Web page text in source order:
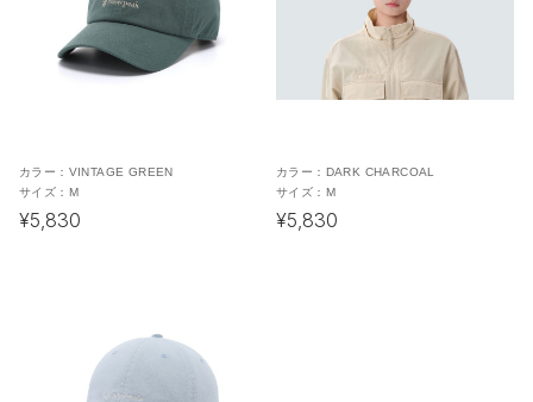
カラー： VINTAGE GREEN
サイズ： M
¥5,830
カラー： DARK CHARCOAL
サイズ： M
¥5,830